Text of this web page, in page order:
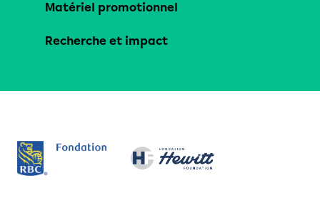
Matériel promotionnel
Recherche et impact